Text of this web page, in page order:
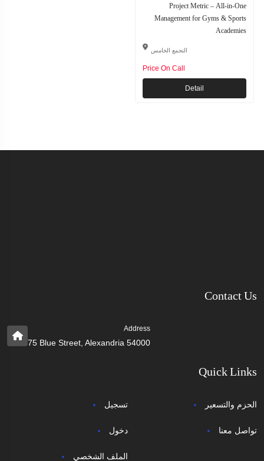
Project Metric – All-in-One
Management for Gyms & Sports
Academies
التجمع الخامس
Price On Call
Detail
Contact Us
Address
75 Blue Street, Alexandria 54000
Quick Links
تسجيل
دخول
الملف الشخصي
الحزم والتسعير
تواصل معنا